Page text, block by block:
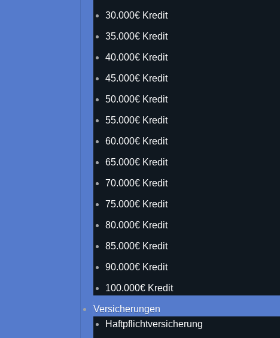
30.000€ Kredit
35.000€ Kredit
40.000€ Kredit
45.000€ Kredit
50.000€ Kredit
55.000€ Kredit
60.000€ Kredit
65.000€ Kredit
70.000€ Kredit
75.000€ Kredit
80.000€ Kredit
85.000€ Kredit
90.000€ Kredit
100.000€ Kredit
Versicherungen
Haftpflichtversicherung